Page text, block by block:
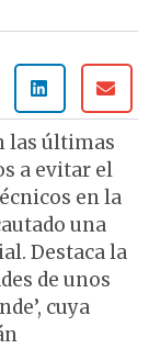
las últimas
a evitar el
en la
una
Destaca la
de unos
cuya